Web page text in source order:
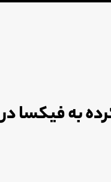
به فیکسا در